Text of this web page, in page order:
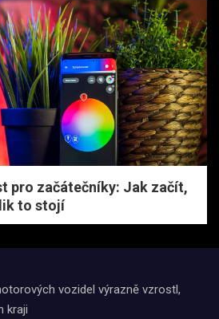
pro začátečníky: Jak začít,
to stojí
vozidel výrazně vzrostl,
kraji